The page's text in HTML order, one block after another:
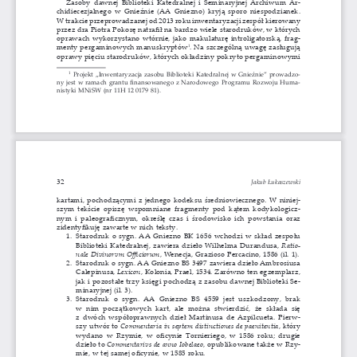
zasoby dawnej biblioteki katedralnej i seminaryjnej archiwum ar-
chidiecezjalnego w Gnieźnie (aa Gniezno) kryją sporo niespodzianek.
w trakcie przeprowadzanej od 2013 roku inwentaryzacji zespół kierowany
przez dra Piotra Pokorę natrafił na bardzo wiele starodruków, w których
oprawach wykorzystano wtórnie, jako makulaturę introligatorską, frag-
menty pergaminowych manuskryptów1. Na szczególną uwagę zasługują
oprawy pięciu starodruków, których okładziny pokryto pergaminowymi
1 Projekt „inwentaryzacja zasobu biblioteki katedralnej w Gnieźnie” prowadzo-
ny jest w ramach grantu finansowanego z Narodowego Programu Rozwoju Huma-
nistyki MNisw (nr 11H 12 0179 81).
32 Jakub Łukaszewski
kartami, pochodzącymi z jednego kodeksu średniowiecznego. w niniej-
szym tekście opiszę wspomniane fragmenty pod kątem kodykologicz-
nym i paleograficznym, określę czas i środowisko ich powstania oraz
zidentyfikuję zawarte w nich teksty.
1.  starodruk o sygn. aa Gniezno bk 1656 wchodzi w skład zespołu
biblioteki katedralnej, zawiera dzieło wilhelma Durandusa, Ratio-
nale Divinorvm Officiorum , wenecja, Grazioso Percacino, 1586 (il. 1).
2.  starodruk o sygn. aa Gniezno bs 3497 zawiera dzieło ambrosiusa
Calepinusa, Lexicon,    kolonia, Prael, 1534. zarówno ten egzemplarz,
jak i pozostałe trzy księgi pochodzą z zasobu dawnej biblioteki se-
minaryjnej (il. 3).
3.  starodruk  o  sygn. aa  Gniezno bs  4559  jest  uszkodzony,  brak
w nim początkowych kart, ale można stwierdzić, że składa się
z dwóch współoprawnych dzieł Martinusa de azpilcueta. Pierw-
szy utwór to Commentaria in septem distinctiones de paenitentia, który
wydano w Rzymie, w oficynie Tornieriego, w 1586 roku; drugie
dzieło to Commentarivs de anno Iobelaeo, opublikowane także w Rzy-
mie, w tej samej oficynie, w 1585 roku.